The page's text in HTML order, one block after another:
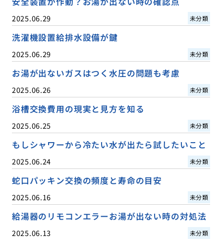
2025.06.29 未分類
洗濯機設置給排水設備が鍵
2025.06.29 未分類
お湯が出ないガスはつく水圧の問題も考慮
2025.06.26 未分類
浴槽交換費用の現実と見方を知る
2025.06.25 未分類
もしシャワーから冷たい水が出たら試したいこと
2025.06.24 未分類
蛇口パッキン交換の頻度と寿命の目安
2025.06.16 未分類
給湯器のリモコンエラーお湯が出ない時の対処法
2025.06.13 未分類